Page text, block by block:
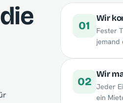
01
Wir
Fester
jemand
02
Wir
Jeder
ein